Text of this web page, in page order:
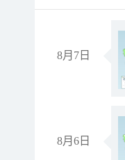
8月7日
8月6日